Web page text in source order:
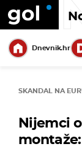
Dnevnik.hr
SKANDAL NA
Nijemci